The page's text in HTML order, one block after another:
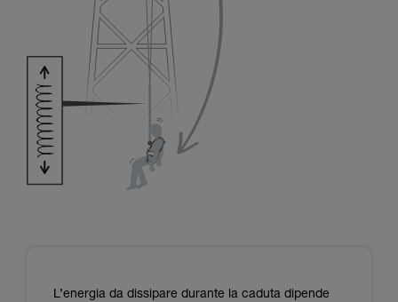
L’energia da dissipare durante la caduta dipende